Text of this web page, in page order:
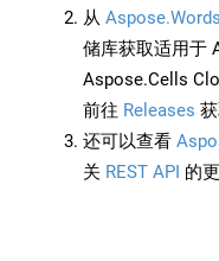
从
储库获取适用于
Aspose.Cells
前往 Releases
还可以查看
关 REST API 的